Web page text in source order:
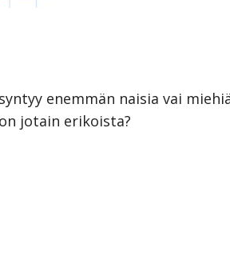
enemmän naisia vai
jotain erikoista?